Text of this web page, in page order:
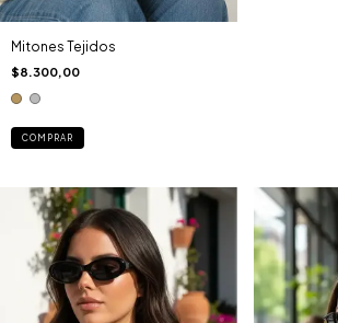
Mitones Tejidos
$8.300,00
COMPRAR